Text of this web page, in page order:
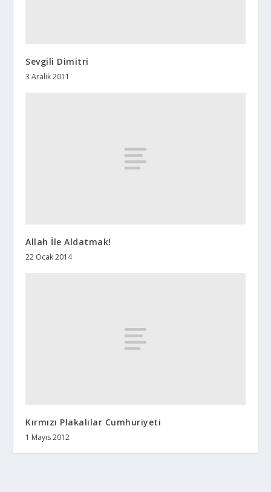
Sevgili Dimitri
3 Aralık 2011
Allah İle Aldatmak!
22 Ocak 2014
Kırmızı Plakalılar Cumhuriyeti
1 Mayıs 2012